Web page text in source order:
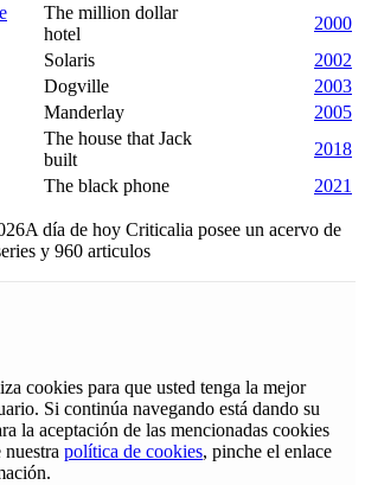
The million dollar
hotel
2000
Solaris
2002
Dogville
2003
Manderlay
2005
The house that Jack
built
2018
The black phone 2021
A día de hoy Criticalia posee un acervo de
y 960 articulos
cookies para que usted tenga la mejor
Si continúa navegando está dando su
la aceptación de las mencionadas cookies
nuestra política de cookies, pinche el enlace